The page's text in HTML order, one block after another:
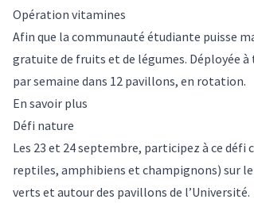
Opération vitamines
Afin que la communauté étudiante puisse
gratuite de fruits et de légumes. Déployée
par semaine dans 12 pavillons, en rotation.
En savoir plus
Défi nature
Les 23 et 24 septembre, participez à ce
reptiles, amphibiens et champignons) sur
verts et autour des pavillons de l’Université.